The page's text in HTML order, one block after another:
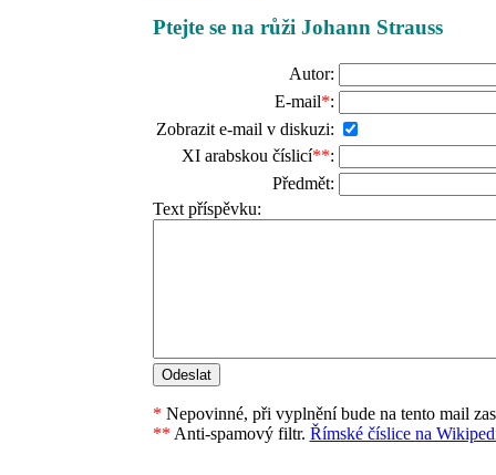
Ptejte se na růži Johann Strauss
Autor:
E-mail*:
Zobrazit e-mail v diskuzi:
XI arabskou číslicí**:
Předmět:
Text příspěvku:
* Nepovinné, při vyplnění bude na tento mail
** Anti-spamový filtr. Římské číslice na